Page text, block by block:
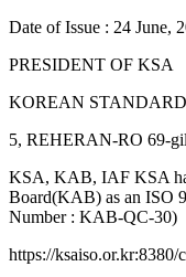
Date of Issue : 24 June,
PRESIDENT OF KSA
KOREAN
5, REHERAN-RO 69-
KSA, KAB, IAF KSA
Board(KAB) as an ISO
Number : KAB-QC-30)
https://